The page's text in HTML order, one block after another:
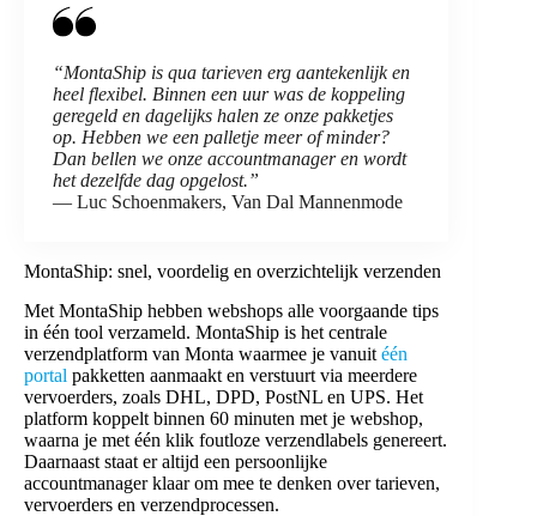
“MontaShip is qua tarieven erg aantekenlijk en
heel flexibel. Binnen een uur was de koppeling
geregeld en dagelijks halen ze onze pakketjes
op. Hebben we een palletje meer of minder?
Dan bellen we onze accountmanager en wordt
het dezelfde dag opgelost.”
— Luc Schoenmakers, Van Dal Mannenmode
MontaShip: snel, voordelig en overzichtelijk verzenden
Met MontaShip hebben webshops alle voorgaande tips
in één tool verzameld. MontaShip is het centrale
verzendplatform van Monta waarmee je vanuit één
portal pakketten aanmaakt en verstuurt via meerdere
vervoerders, zoals DHL, DPD, PostNL en UPS. Het
platform koppelt binnen 60 minuten met je webshop,
waarna je met één klik foutloze verzendlabels genereert.
Daarnaast staat er altijd een persoonlijke
accountmanager klaar om mee te denken over tarieven,
vervoerders en verzendprocessen.